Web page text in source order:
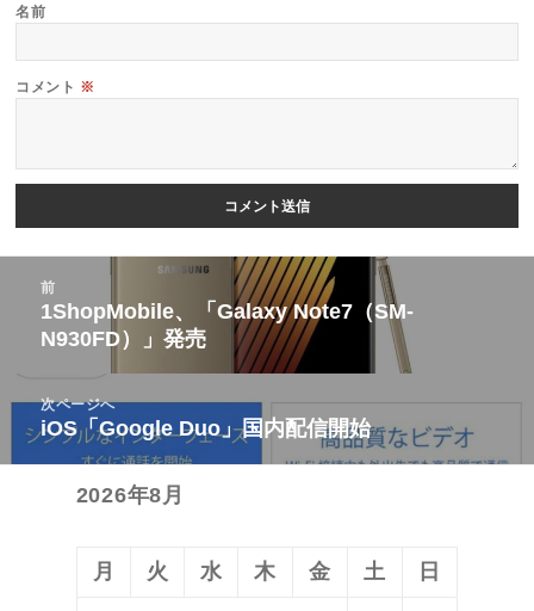
名前
コメント ※
ゲ
前
前
の
稿:
1ShopMobile、「Galaxy Note7（SM-
N930FD）」発売
次ページへ
次
の
iOS「Google Duo」国内配信開始
2026年8月
月 火 水 木 金 土 日